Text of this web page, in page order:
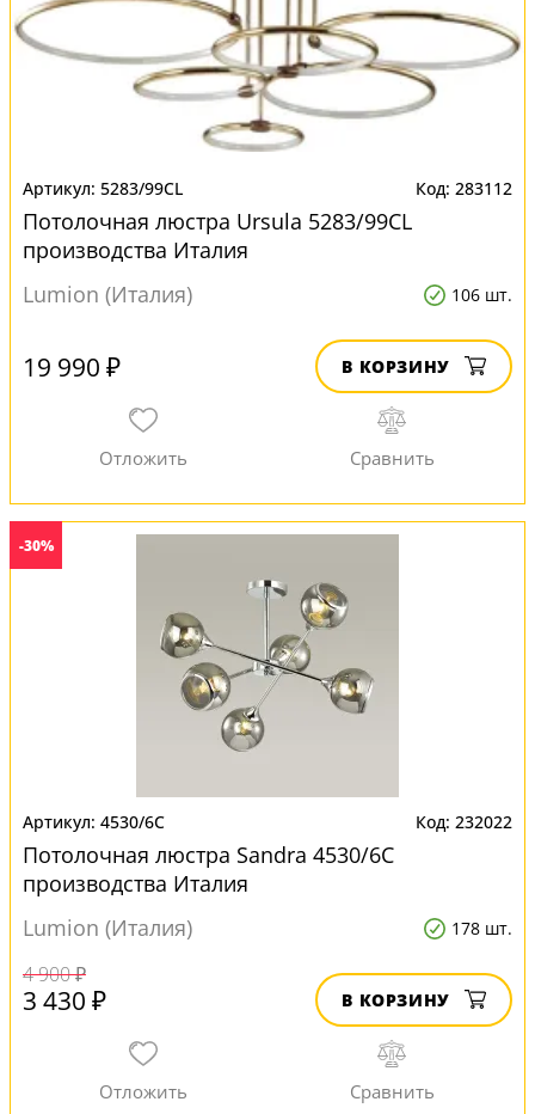
5283/99CL 283112
Потолочная люстра Ursula 5283/99CL
производства Италия
Lumion (Италия)
106 шт.
19 990 ₽ В КОРЗИНУ
-30%
4530/6C 232022
Потолочная люстра Sandra 4530/6C
производства Италия
Lumion (Италия)
178 шт.
4 900 ₽
3 430 ₽ В КОРЗИНУ